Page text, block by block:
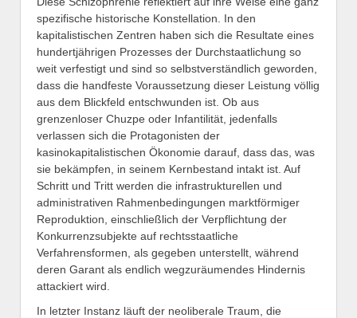
spezifische historische Konstellation. In den
kapitalistischen Zentren haben sich die Resultate eines
hundertjährigen Prozesses der Durchstaatlichung so
weit verfestigt und sind so selbstverständlich geworden,
dass die handfeste Voraussetzung dieser Leistung völlig
aus dem Blickfeld entschwunden ist. Ob aus
grenzenloser Chuzpe oder Infantilität, jedenfalls
verlassen sich die Protagonisten der
kasinokapitalistischen Ökonomie darauf, dass das, was
sie bekämpfen, in seinem Kernbestand intakt ist. Auf
Schritt und Tritt werden die infrastrukturellen und
administrativen Rahmenbedingungen marktförmiger
Reproduktion, einschließlich der Verpflichtung der
Konkurrenzsubjekte auf rechtsstaatliche
Verfahrensformen, als gegeben unterstellt, während
deren Garant als endlich wegzuräumendes Hindernis
attackiert wird.
In letzter Instanz läuft der neoliberale Traum, die